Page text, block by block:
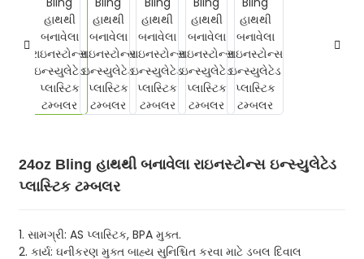
24oz Bling હાથથી બનાવેલા રાઇનસ્ટોન્સ ઇન્સ્યુલેટેડ
પ્લાસ્ટિક ટમ્બલર
1. સામગ્રી: AS પ્લાસ્ટિક, BPA મુક્ત.
2. કાર્ય: ઘનીકરણ મુક્ત બાહ્ય સુનિશ્ચિત કરવા માટે ડબલ દિવાલ